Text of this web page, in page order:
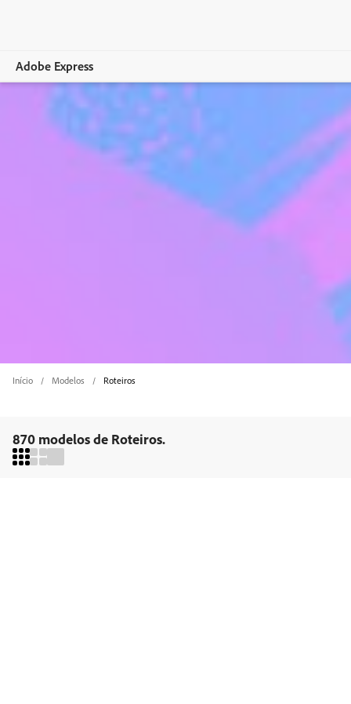
Adobe Express
Início Modelos Roteiros
870 modelos de Roteiros.